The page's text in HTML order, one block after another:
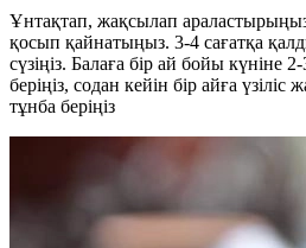
Ұнтақтап, жақсылап
қосып қайнатыңыз. 3-4 сағатқа
сүзіңіз. Балаға бір ай бойы күніне
беріңіз, содан кейін бір айға
тұнба беріңіз